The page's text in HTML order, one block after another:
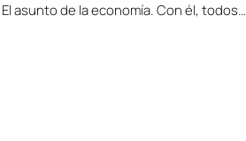
asunto de la economía. Con él, todos…